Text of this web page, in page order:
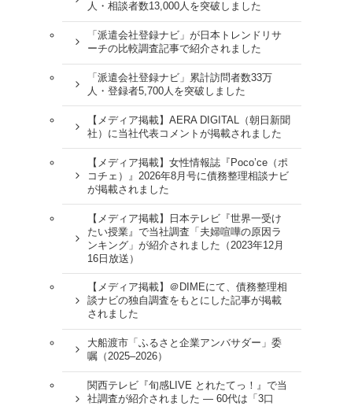
人・相談者数13,000人を突破しました
「派遣会社登録ナビ」が日本トレンドリサ
ーチの比較調査記事で紹介されました
「派遣会社登録ナビ」累計訪問者数33万
人・登録者5,700人を突破しました
【メディア掲載】AERA DIGITAL（朝日新聞
社）に当社代表コメントが掲載されました
【メディア掲載】女性情報誌『Poco’ce（ポ
コチェ）』2026年8月号に債務整理相談ナビ
が掲載されました
【メディア掲載】日本テレビ『世界一受け
たい授業』で当社調査「夫婦喧嘩の原因ラ
ンキング」が紹介されました（2023年12月
16日放送）
【メディア掲載】＠DIMEにて、債務整理相
談ナビの独自調査をもとにした記事が掲載
されました
大船渡市「ふるさと企業アンバサダー」委
嘱（2025–2026）
関西テレビ『旬感LIVE とれたてっ！』で当
社調査が紹介されました ― 60代は「3口